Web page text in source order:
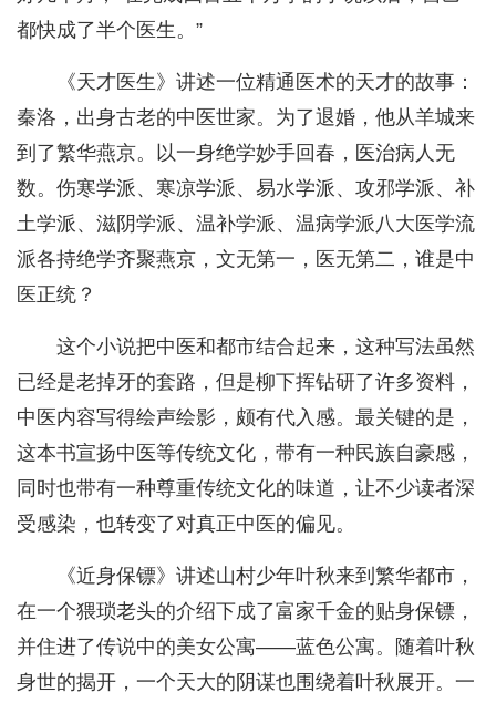
都快成了半个医生。”
《天才医生》讲述一位精通医术的天才的故事：
秦洛，出身古老的中医世家。为了退婚，他从羊城来
到了繁华燕京。以一身绝学妙手回春，医治病人无
数。伤寒学派、寒凉学派、易水学派、攻邪学派、补
土学派、滋阴学派、温补学派、温病学派八大医学流
派各持绝学齐聚燕京，文无第一，医无第二，谁是中
医正统？
这个小说把中医和都市结合起来，这种写法虽然
已经是老掉牙的套路，但是柳下挥钻研了许多资料，
中医内容写得绘声绘影，颇有代入感。最关键的是，
这本书宣扬中医等传统文化，带有一种民族自豪感，
同时也带有一种尊重传统文化的味道，让不少读者深
受感染，也转变了对真正中医的偏见。
《近身保镖》讲述山村少年叶秋来到繁华都市，
在一个猥琐老头的介绍下成了富家千金的贴身保镖，
并住进了传说中的美女公寓——蓝色公寓。随着叶秋
身世的揭开，一个天大的阴谋也围绕着叶秋展开。一